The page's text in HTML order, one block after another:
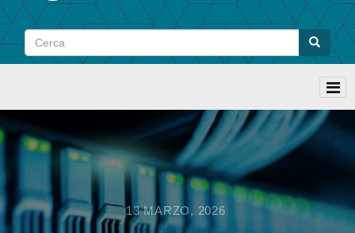
Cerca
13 MARZO, 2026